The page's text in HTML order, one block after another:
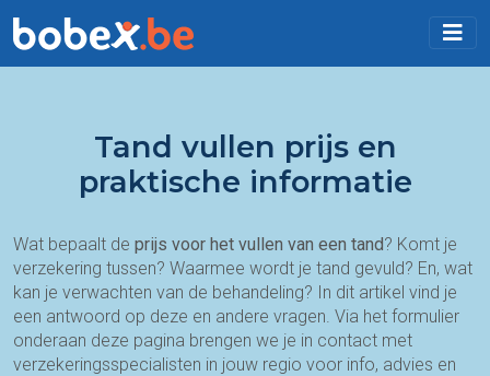
Tand vullen prijs en
praktische informatie
Wat bepaalt de prijs voor het vullen van een tand? Komt je
verzekering tussen? Waarmee wordt je tand gevuld? En, wat
kan je verwachten van de behandeling? In dit artikel vind je
een antwoord op deze en andere vragen. Via het formulier
onderaan deze pagina brengen we je in contact met
verzekeringsspecialisten in jouw regio voor info, advies en